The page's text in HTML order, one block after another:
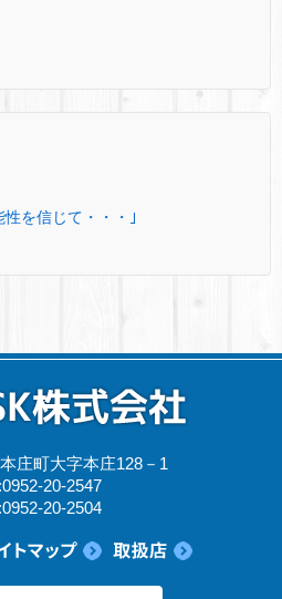
を信じて・・・｣
庄町大字本庄128－1
20-2547
20-2504